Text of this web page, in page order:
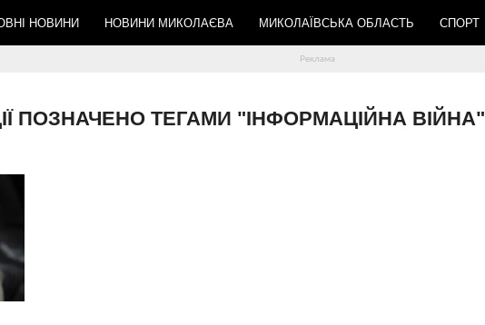
НОВИНИ НОВИНИ МИКОЛАЄВА МИКОЛАЇВСЬКА ОБЛАСТЬ СПОРТ
ПОЗНАЧЕНО ТЕГАМИ "ІНФОРМАЦІЙНА ВІЙНА"